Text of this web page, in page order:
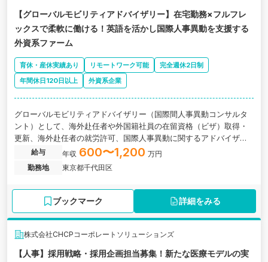
【グローバルモビリティアドバイザリー】在宅勤務×フルフレ
ックスで柔軟に働ける！英語を活かし国際人事異動を支援する
外資系ファーム
育休・産休実績あり リモートワーク可能
完全週休2日制
年間休日120日以上
外資系企業
グローバルモビリティアドバイザリー（国際間人事異動コンサルタ
ント）として、海外赴任者や外国籍社員の在留資格（ビザ）取得・
更新、海外赴任者の就労許可、国際人事異動に関するアドバイザリ
ー業務に携わっていただきます。東京都千代田区にある、在宅勤務×
フルフレックスで柔軟に働ける！英語を活かし国際人事異動を支援
する外資系ファームの求人です。
給与 年収 600〜1,200 万円
勤務地
東京都千代田区
ブックマーク 詳細をみる
株式会社CHCPコーポレートソリューションズ
【人事】採用戦略・採用企画担当募集！新たな医療モデルの実